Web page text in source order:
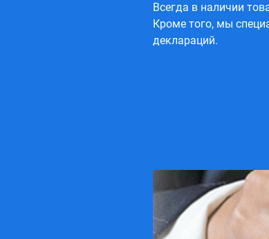
Всегда в наличии
Кроме того, мы
деклараций.